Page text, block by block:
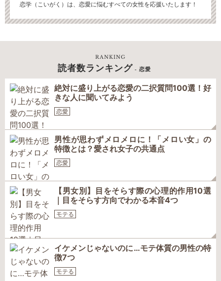
恋学（こいがく）は、恋愛に悩むすべての女性を応援いたします！
RANKING
読者数ランキング - 恋愛
絶対に盛り上がる恋愛の二択質問100選！好
きな人に聞いてみよう
恋愛
男性が思わずメロメロに！「メロい女」の
特徴とは？愛され女子の共通点
恋愛
【男女別】目をそらす際の心理的作用10選
｜目をそらす方向でわかる本音4つ
モテる
イケメンじゃないのに…モテ体質の男性の特
徴7つ
モテる